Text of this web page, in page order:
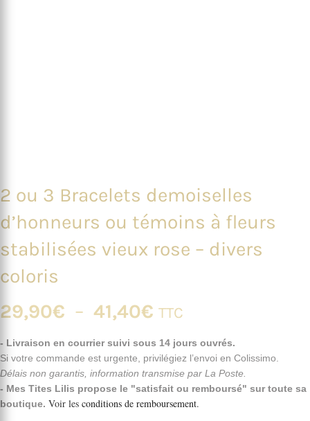
2 ou 3 Bracelets demoiselles
d’honneurs ou témoins à fleurs
stabilisées vieux rose – divers
coloris
29,90€ – 41,40€ Plage
de
prix :
29,90€
TTC
- Livraison en courrier suivi sous 14 jours ouvrés.
Si votre commande est urgente, privilégiez l’envoi en Colissimo.
Délais non garantis, information transmise par La Poste.
- Mes Tites Lilis propose le "satisfait ou remboursé" sur toute sa
boutique. Voir les conditions de remboursement.